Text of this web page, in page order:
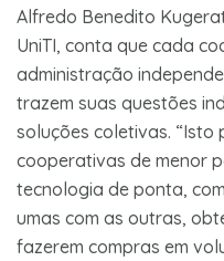
Alfredo Benedito
UniTI, conta que cada
administração
trazem suas questões
soluções coletivas. “Isto
cooperativas de menor
tecnologia de ponta,
umas com as outras,
fazerem compras em